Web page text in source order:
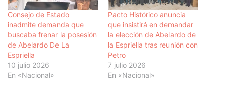
Consejo de Estado
inadmite demanda que
buscaba frenar la posesión
de Abelardo De La
Espriella
10 julio 2026
En «Nacional»
Pacto Histórico anuncia
que insistirá en demandar
la elección de Abelardo de
la Espriella tras reunión con
Petro
7 julio 2026
En «Nacional»